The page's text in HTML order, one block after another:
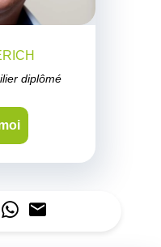
diplômé